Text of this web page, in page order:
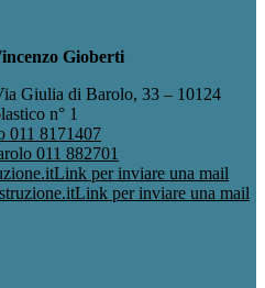
Gioberti
Giulia di Barolo, 33 – 10124
n° 1
011 8171407
011 882701
Link per inviare una mail
Link per inviare una mail